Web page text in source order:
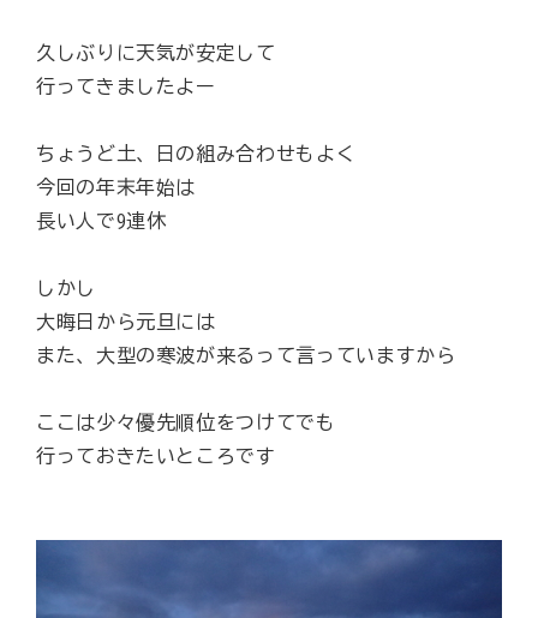
久しぶりに天気が安定して
行ってきましたよー
ちょうど土、日の組み合わせもよく
今回の年末年始は
長い人で9連休
しかし
大晦日から元旦には
また、大型の寒波が来るって言っていますから
ここは少々優先順位をつけてでも
行っておきたいところです